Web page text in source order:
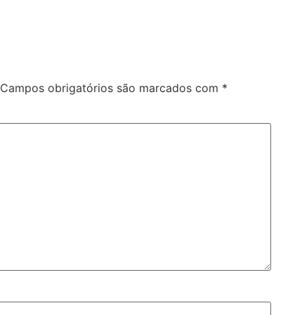
Campos obrigatórios são marcados com *